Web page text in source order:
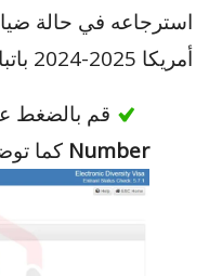
استرجاعه في حالة
أمريكا 2025-2024 باتباع الطريقة الآتية:
قم بالضغط
Number كما